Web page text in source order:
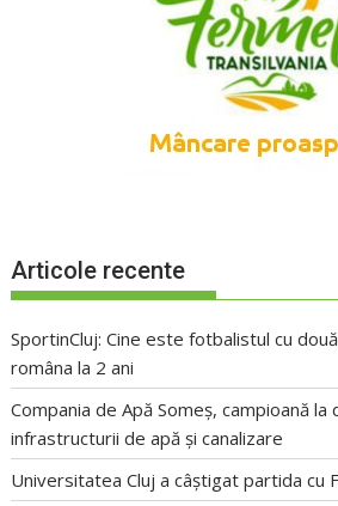
Articole recente
SportinCluj: Cine este fotbalistul cu
româna la 2 ani
Compania de Apă Someș, campioană
infrastructurii de apă și canalizare
Universitatea Cluj a câștigat partida cu